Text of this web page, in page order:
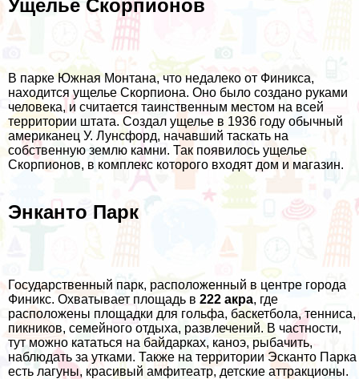
Ущелье Скорпионов
В парке Южная Монтана, что недалеко от Финикса,
находится ущелье Скорпиона. Оно было создано руками
человека, и считается таинственным местом на всей
территории штата. Создал ущелье в 1936 году обычный
американец У. Лунсфорд, начавший таскать на
собственную землю камни. Так появилось ущелье
Скорпионов, в комплекс которого входят дом и магазин.
Энканто Парк
Государственный парк, расположенный в центре города
Финикс. Охватывает площадь в 222 акра, где
расположены площадки для гольфа, баскетбола, тенниса,
пикников, семейного отдыха, развлечений. В частности,
тут можно кататься на байдарках, каноэ, рыбачить,
наблюдать за утками. Также на территории Эсканто Парка
есть лагуны, красивый амфитеатр, детские аттракционы.